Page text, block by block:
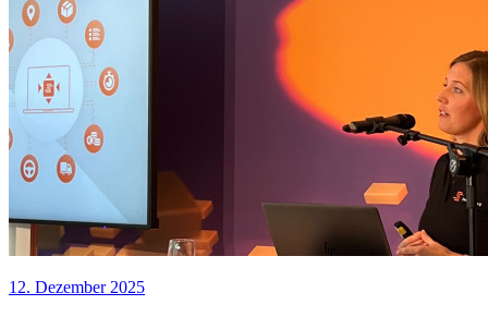
12. Dezember 2025